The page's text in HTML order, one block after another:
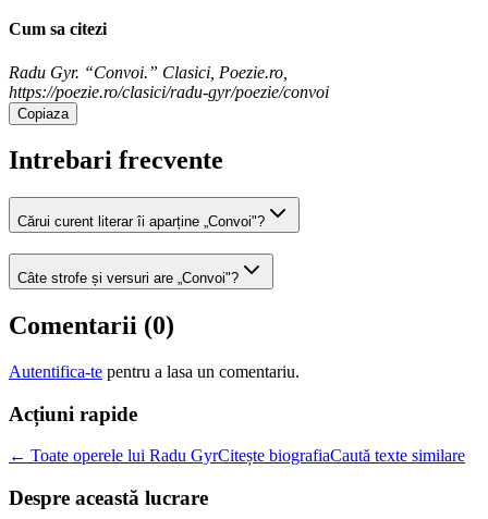
Cum sa citezi
Radu Gyr. “Convoi.” Clasici, Poezie.ro,
https://poezie.ro/clasici/radu-gyr/poezie/convoi
Copiaza
Intrebari frecvente
Cărui curent literar îi aparține „Convoi"?
Câte strofe și versuri are „Convoi"?
Comentarii (0)
Autentifica-te pentru a lasa un comentariu.
Acțiuni rapide
← Toate operele lui Radu GyrCitește biografiaCaută texte similare
Despre această lucrare